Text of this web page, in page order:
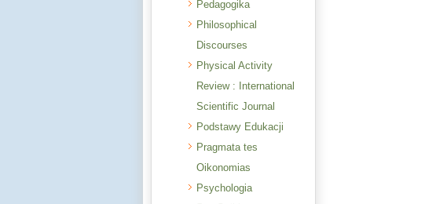
Pedagogika
Philosophical
Discourses
Physical Activity
Review : International
Scientific Journal
Podstawy Edukacji
Pragmata tes
Oikonomias
Psychologia